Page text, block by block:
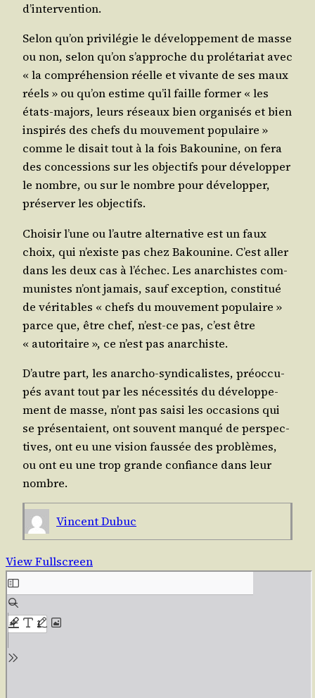
d’intervention.
Selon qu’on pri­vi­lé­gie le déve­lop­pe­ment de masse
ou non, selon qu’on s’approche du pro­lé­ta­riat avec
« la com­pré­hen­sion réelle et vivante de ses maux
réels » ou qu’on estime qu’il faille for­mer « les
états-majors, leurs réseaux bien orga­ni­sés et bien
ins­pi­rés des chefs du mou­ve­ment popu­laire »
comme le disait tout à la fois Bakou­nine, on fera
des conces­sions sur les objec­tifs pour déve­lop­per
le nombre, ou sur le nombre pour déve­lop­per,
pré­ser­ver les objectifs.
Choi­sir l’une ou l’autre alter­na­tive est un faux
choix, qui n’existe pas chez Bakou­nine. C’est aller
dans les deux cas à l’échec. Les anar­chistes com­
mu­nistes n’ont jamais, sauf excep­tion, consti­tué
de véri­tables « chefs du mou­ve­ment popu­laire »
parce que, être chef, n’est-ce pas, c’est être
« auto­ri­taire », ce n’est pas anarchiste.
D’autre part, les anar­cho-syn­di­ca­listes, pré­oc­cu­
pés avant tout par les néces­si­tés du déve­lop­pe­
ment de masse, n’ont pas sai­si les occa­sions qui
se pré­sen­taient, ont sou­vent man­qué de pers­pec­
tives, ont eu une vision faus­sée des pro­blèmes,
ou ont eu une trop grande confiance dans leur
nombre.
Vincent Dubuc
View Fullscreen